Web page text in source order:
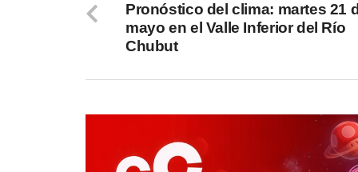
Pronóstico del clima: martes 21
mayo en el Valle Inferior del Río
Chubut